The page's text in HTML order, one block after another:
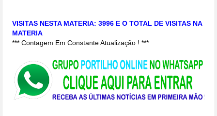
VISITAS NESTA MATERIA: 3996 E O TOTAL DE VISITAS NA
MATERIA
*** Contagem Em Constante Atualização ! ***